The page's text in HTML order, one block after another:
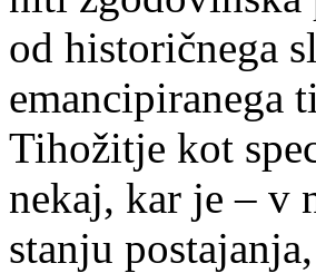
od historičnega
emancipiranega
Tihožitje kot
nekaj, kar je – v
stanju